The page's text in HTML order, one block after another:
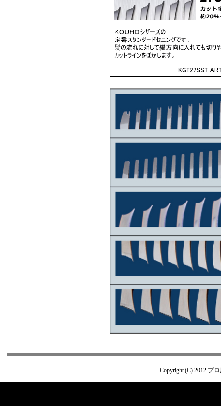
Copyright (C) 2012 プ